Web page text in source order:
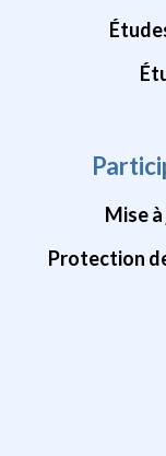
Mise
Protection